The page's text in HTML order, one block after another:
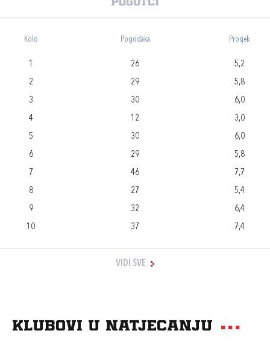
Pogotci
Kolo Pogodaka Prosjek
1 26
5,2
2
29
5,8
3
30
6,0
4
12
3,0
5
30
6,0
6
29
5,8
7
46
7,7
8
27
5,4
9
32
6,4
10
37 7,4
VIDI SVE
Klubovi u natjecanju